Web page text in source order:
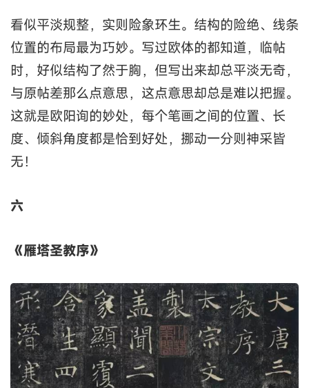
看似平淡规整，实则险象环生。结构的险绝、线条
位置的布局最为巧妙。写过欧体的都知道，临帖
时，好似结构了然于胸，但写出来却总平淡无奇，
与原帖差那么点意思，这点意思却总是难以把握。
这就是欧阳询的妙处，每个笔画之间的位置、长
度、倾斜角度都是恰到好处，挪动一分则神采皆
无！
六
《雁塔圣教序》